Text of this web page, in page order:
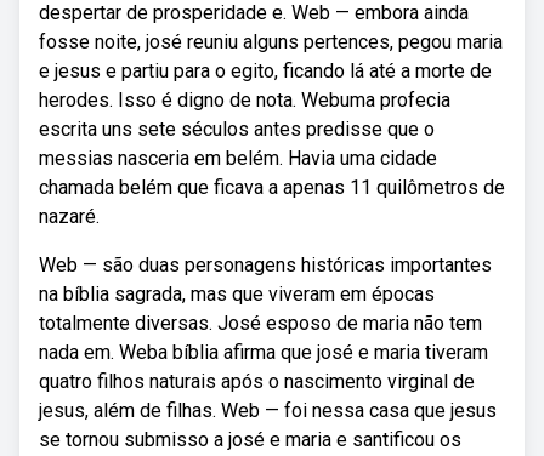
despertar de prosperidade e. Web — embora ainda
fosse noite, josé reuniu alguns pertences, pegou maria
e jesus e partiu para o egito, ficando lá até a morte de
herodes. Isso é digno de nota. Webuma profecia
escrita uns sete séculos antes predisse que o
messias nasceria em belém. Havia uma cidade
chamada belém que ficava a apenas 11 quilômetros de
nazaré.
Web — são duas personagens históricas importantes
na bíblia sagrada, mas que viveram em épocas
totalmente diversas. José esposo de maria não tem
nada em. Weba bíblia afirma que josé e maria tiveram
quatro filhos naturais após o nascimento virginal de
jesus, além de filhas. Web — foi nessa casa que jesus
se tornou submisso a josé e maria e santificou os